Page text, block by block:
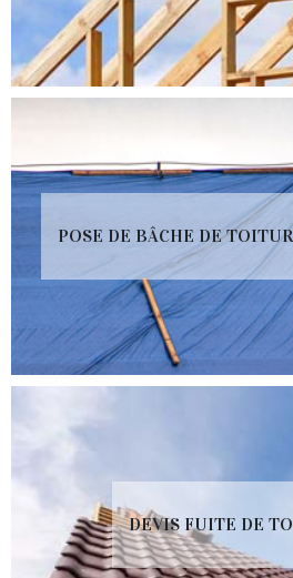
POSE DE BÂCHE DE
DEVIS FUITE DE